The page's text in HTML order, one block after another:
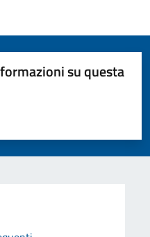
su questa
5